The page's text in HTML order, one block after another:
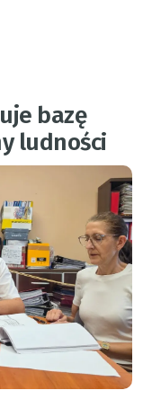
bazę
ludności